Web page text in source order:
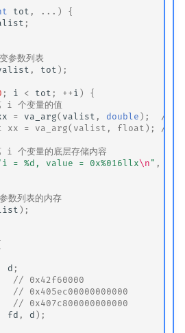
tot , ...)
{
;
参数列表
, tot );
; i < tot ; ++ i )
{
i 个变量的值
= va_arg( valist , double );
//
= va_arg(valist, float); //
个变量的底层存储内容
= %d, value = 0x%016llx\n " ,
数列表的内存
);
d ;
// 0x42f60000
// 0x405ec00000000000
// 0x407c800000000000
fd , d );